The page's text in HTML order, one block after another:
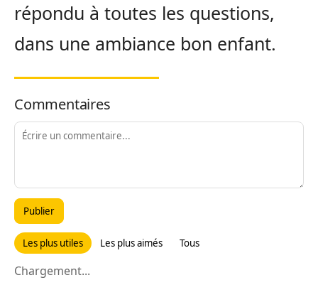
répondu à toutes les questions,
dans une ambiance bon enfant.
Commentaires
Publier
Les plus utiles Les plus aimés Tous
Chargement...